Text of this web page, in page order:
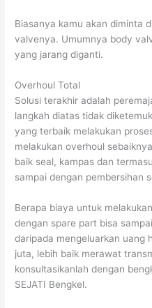
Biasanya kamu akan diminta
valvenya. Umumnya body
yang jarang diganti.
Overhoul Total
Solusi terakhir adalah
langkah diatas tidak
yang terbaik melakukan
melakukan overhoul
baik seal, kampas dan
sampai dengan pembersihan
Berapa biaya untuk
dengan spare part bisa
daripada mengeluarkan uang
juta, lebih baik merawat
konsultasikanlah dengan
SEJATI Bengkel.